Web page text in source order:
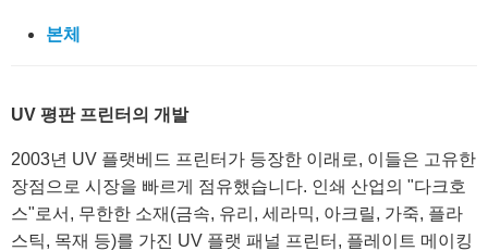
본체
UV 평판 프린터의 개발
2003년 UV 플랫베드 프린터가 등장한 이래로, 이들은 고유한
장점으로 시장을 빠르게 점유했습니다. 인쇄 산업의 "다크호
스"로서, 무한한 소재(금속, 유리, 세라믹, 아크릴, 가죽, 플라
스틱, 목재 등)를 가진 UV 플랫 패널 프린터, 플레이트 메이킹